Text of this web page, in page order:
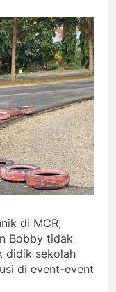
di MCR,
Bobby tidak
didik sekolah
di event-event